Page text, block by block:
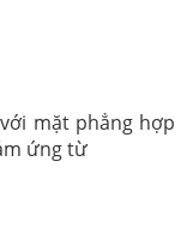
mặt phẳng hợp
ứng từ